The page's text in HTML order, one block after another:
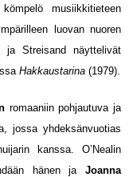
musiikkitieteen
luovan nuoren
ja Streisand näyttelivät
Hakkaustarina (1979).
romaaniin pohjautuva ja
jossa yhdeksänvuotias
kanssa. O’Nealin
hänen ja Joanna